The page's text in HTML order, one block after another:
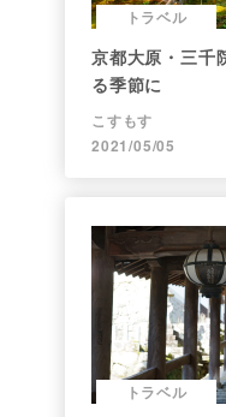
トラベル
京都大原・三千
る季節に
こすもす
2021/05/05
トラベル